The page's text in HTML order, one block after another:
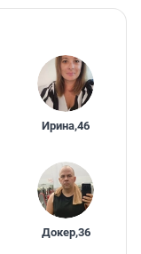
Ирина,46
Докер,36